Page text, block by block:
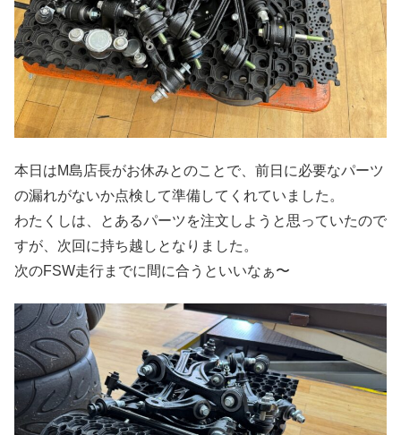
本日はM島店長がお休みとのことで、前日に必要なパーツ
の漏れがないか点検して準備してくれていました。
わたくしは、とあるパーツを注文しようと思っていたので
すが、次回に持ち越しとなりました。
次のFSW走行までに間に合うといいなぁ〜